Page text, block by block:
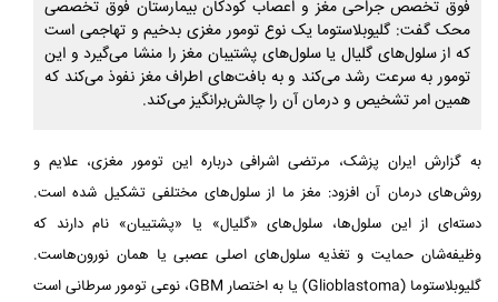
فوق تخصص جراحی مغز و اعصاب کودکان بیمارستان فوق تخصصی
محک گفت: گلیوبلاستوما یک نوع تومور مغزی بدخیم و تهاجمی است
که از سلول‌های گلیال یا سلول‌های پشتیبان مغز را منشا می‌گیرد و این
تومور به سرعت رشد می‌کند و به بافت‌های اطراف مغز نفوذ می‌کند که
همین امر تشخیص و درمان آن را چالش‌برانگیز می‌کند.
به گزارش ایران پزشک، مرتضی اشرافی درباره این تومور مغزی، علایم و
روش‌های درمان آن افزود: مغز ما از سلول‌های مختلفی تشکیل شده است.
دسته‌ای از این سلول‌ها، سلول‌های «گلیال» یا «پشتیبان» نام دارند که
وظیفه‌شان حمایت و تغذیه سلول‌های اصلی عصبی یا همان نورون‌هاست.
گلیوبلاستوما (Glioblastoma) یا به اختصار GBM، نوعی تومور سرطانی است